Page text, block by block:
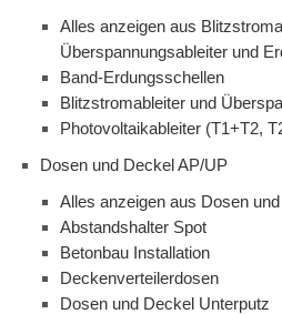
Alles anzeigen aus
Überspannungsableiter und
Band-Erdungsschellen
Blitzstromableiter und
Photovoltaikableiter (T1+T2,
Dosen und Deckel AP/UP
Alles anzeigen aus Dosen
Abstandshalter Spot
Betonbau Installation
Deckenverteilerdosen
Dosen und Deckel Unterputz